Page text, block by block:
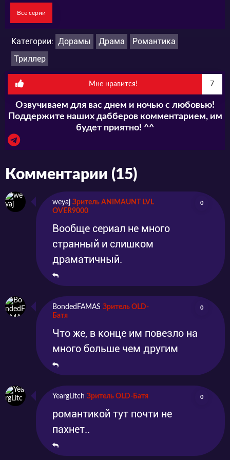
Все серии
Категории: Дорамы Драма
Романтика
Триллер
Мне нравится! 7
Озвучиваем для вас днем и ночью с любовью!
Поддержите наших дабберов комментарием, им
будет приятно! ^^
Комментарии (15)
weyaj Зритель ANIMAUNT LVL
OVER9000
0
Вообще сериал не много
странный и слишком
драматичный.
BondedFAMAS Зритель OLD-
Батя
0
Что же, в конце им повезло на
много больше чем другим
YeargLitch Зритель OLD-Батя 0
романтикой тут почти не
пахнет..